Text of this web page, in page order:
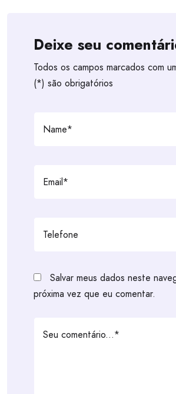
Deixe seu
Todos os campos marcados com
(*) são obrigatórios
Salvar meus dados neste
próxima vez que eu comentar.